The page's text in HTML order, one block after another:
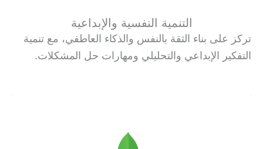
التنمية النفسية والإبداعية
تركز على بناء الثقة بالنفس والذكاء العاطفي، مع تنمية
التفكير الإبداعي والتحليلي ومهارات حل المشكلات.